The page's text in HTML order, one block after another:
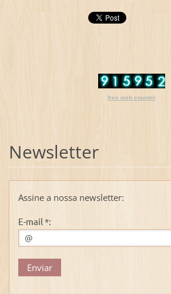
free web counter
Newsletter
Assine a nossa newsletter:
E-mail *: